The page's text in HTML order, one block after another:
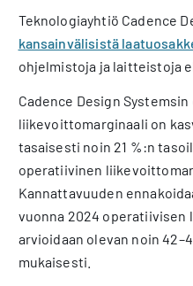
Teknologiayhtiö Cadence
kansainvälisistä
ohjelmistoja ja laitteistoja
Cadence Design
liikevoittomarginaali on
tasaisesti noin 21 %:n
operatiivinen
Kannattavuuden
vuonna 2024
arvioidaan olevan noin
mukaisesti.